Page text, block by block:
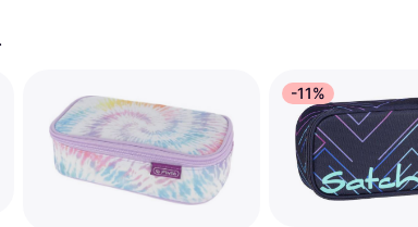
-11%